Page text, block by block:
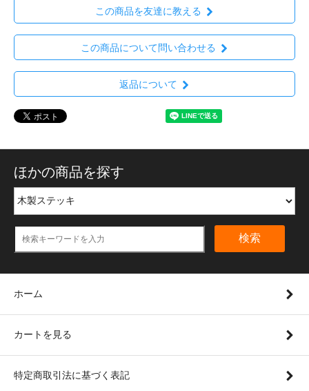
この商品を友達に教える
この商品について問い合わせる
返品について
ほかの商品を探す
検索
ホーム
カートを見る
特定商取引法に基づく表記